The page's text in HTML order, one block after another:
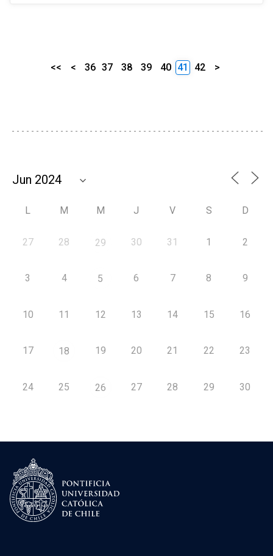
<< < 36 37 38 39 40 41 42 >
L M M J V S D
27 28 29 30 31 1 2
3 4 5 6 7 8 9
10 11 12 13 14 15 16
17 18 19 20 21 22 23
24 25 26 27 28 29 30